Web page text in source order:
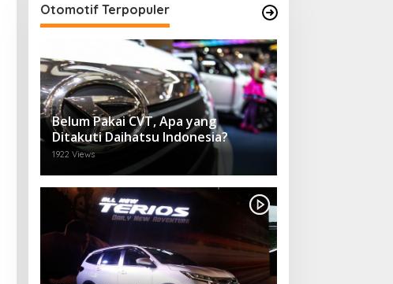
Otomotif Terpopuler
Belum Pakai CVT, Apa yang
Ditakuti Daihatsu Indonesia?
1922 Views